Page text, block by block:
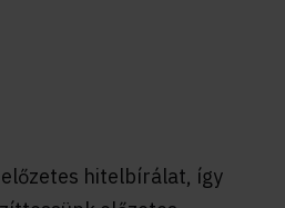
hitelbírálat, így